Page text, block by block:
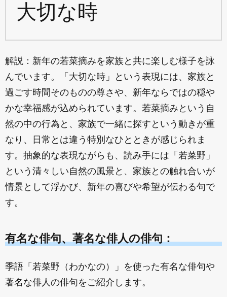
大切な時
解説：新年の若菜摘みを家族と共に楽しむ様子を詠
んでいます。「大切な時」という表現には、家族と
過ごす時間そのものの尊さや、新年ならではの穏や
かな幸福感が込められています。若菜摘みという自
然の中の行為と、家族で一緒に探すという動きが重
なり、日常とは違う特別なひとときが感じられま
す。抽象的な表現ながらも、読み手には「若菜野」
という清々しい自然の風景と、家族との触れ合いが
情景として浮かび、新年の喜びや希望が伝わる句で
す。
有名な俳句、著名な俳人の俳句：
季語「若菜野（わかなの）」を使った有名な俳句や
著名な俳人の俳句をご紹介します。